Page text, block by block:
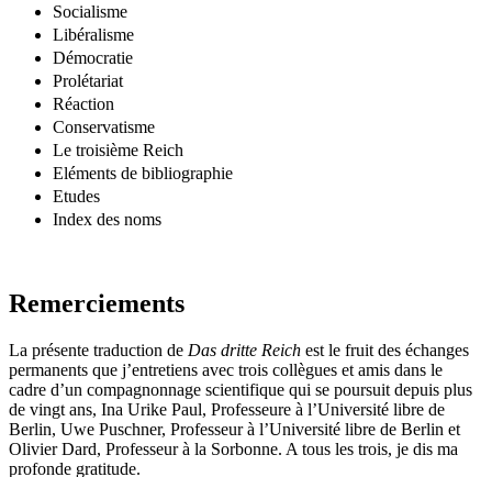
Socialisme
Libéralisme
Démocratie
Prolétariat
Réaction
Conservatisme
Le troisième Reich
Eléments de bibliographie
Etudes
Index des noms
Remerciements
La présente traduction de Das dritte Reich est le fruit des échanges
permanents que j’entretiens avec trois collègues et amis dans le
cadre d’un compagnonnage scientifique qui se poursuit depuis plus
de vingt ans, Ina Urike Paul, Professeure à l’Université libre de
Berlin, Uwe Puschner, Professeur à l’Université libre de Berlin et
Olivier Dard, Professeur à la Sorbonne. A tous les trois, je dis ma
profonde gratitude.